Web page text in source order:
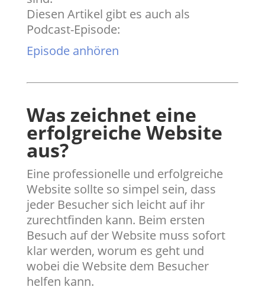
Diesen Artikel gibt es auch als
Podcast-Episode:
Episode anhören
Was zeichnet eine
erfolgreiche Website
aus?
Eine professionelle und erfolgreiche
Website sollte so simpel sein, dass
jeder Besucher sich leicht auf ihr
zurechtfinden kann. Beim ersten
Besuch auf der Website muss sofort
klar werden, worum es geht und
wobei die Website dem Besucher
helfen kann.